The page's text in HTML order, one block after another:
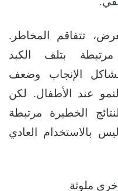
تتفاقم المخاطر.
بتلف الكبد
الإنجاب وضعف
عند الأطفال. لكن
الخطيرة مرتبطة
بالاستخدام العادي
ملوثة